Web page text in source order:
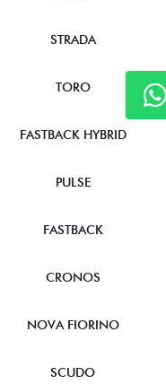
STRADA
TORO
FASTBACK HYBRID
PULSE
FASTBACK
CRONOS
NOVA FIORINO
SCUDO